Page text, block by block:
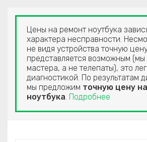
Цены на ремонт ноутбука
характера несправности.
не видя устройства точную
представляется возможным
мастера, а не телепаты), это
диагностикой. По результатам
мы предложим точную цену
ноутбука. Подробнее